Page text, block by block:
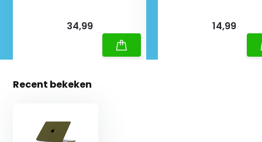
34,99 14,99
Recent bekeken